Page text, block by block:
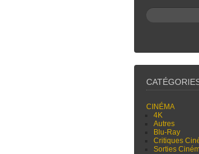
CINÉMA
4K
Autres
Blu-Ray
Critiques
Sorties